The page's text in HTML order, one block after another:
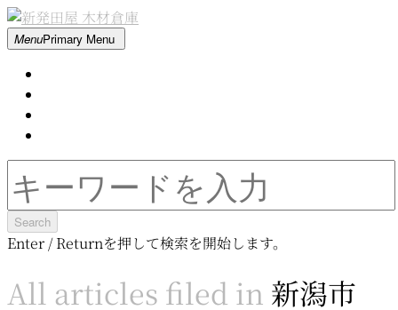
Skip
to
新
倉
庫
MenuPrimary Menu
for:
Enter / Returnを押して検索を開始します。
All articles filed in 新潟市